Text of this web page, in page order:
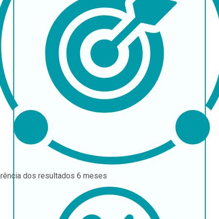
dos resultados 6 meses